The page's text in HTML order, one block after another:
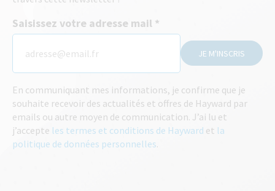
Saisissez votre adresse mail
JE M'INSCRIS
En communiquant mes informations, je confirme que je
souhaite recevoir des actualités et offres de Hayward par
emails ou autre moyen de communication. J’ai lu et
j’accepte les termes et conditions de Hayward et la
politique de données personnelles.